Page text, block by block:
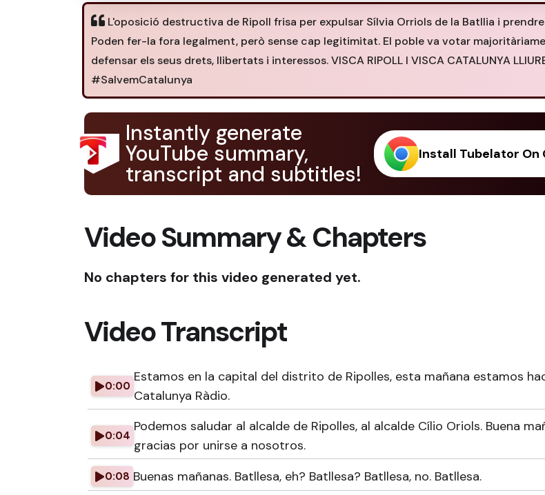
L'oposició destructiva de Ripoll frisa per expulsar Sílvia Orriols de la Batllia i
Poden fer-la fora legalment, però sense cap legitimitat. El poble va votar
defensar els seus drets, llibertats i interessos. VISCA RIPOLL I VISCA CATALUNYA
#SalvemCatalunya
Instantly generate
YouTube summary,
transcript and subtitles!
Install Tubelator On
Video Summary & Chapters
No chapters for this video generated yet.
Video Transcript
0:00
Estamos en la capital del distrito de Ripolles, esta mañana estamos
Catalunya Ràdio.
0:04
Podemos saludar al alcalde de Ripolles, al alcalde Cílio Oriols. Buena
gracias por unirse a nosotros.
0:08 Buenas mañanas. Batllesa, eh? Batllesa? Batllesa, no. Batllesa.